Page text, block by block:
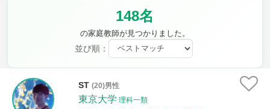
148名
の家庭教師が見つかりました。
並び順：
ST (20)男性
東京大学 理科一類
現代文 古典
公民 芸術 音楽 保健体育
時給：¥1,000 ～ ¥10,000